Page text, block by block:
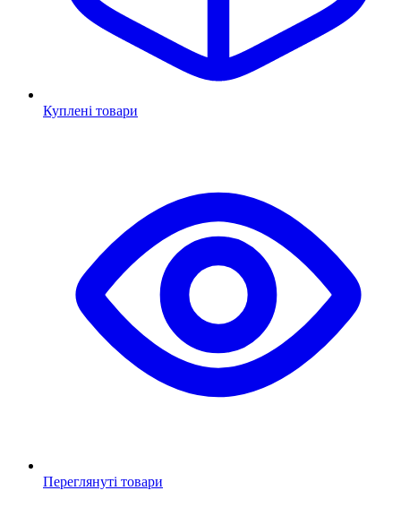
Куплені товари
Переглянуті товари